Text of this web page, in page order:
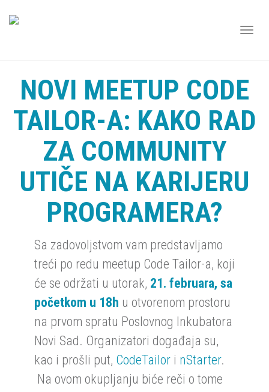
NOVI MEETUP CODE
TAILOR-A: KAKO RAD
ZA COMMUNITY
UTIČE NA KARIJERU
PROGRAMERA?
Sa zadovoljstvom vam predstavljamo
treći po redu meetup Code Tailor-a, koji
će se održati u utorak, 21. februara, sa
početkom u 18h u otvorenom prostoru
na prvom spratu Poslovnog Inkubatora
Novi Sad. Organizatori događaja su,
kao i prošli put, CodeTailori nStarter.
Na ovom okupljanju biće reči o tome